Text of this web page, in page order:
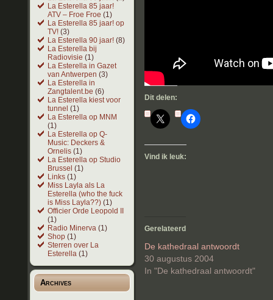
La Esterella 85 jaar!
ATV – Froe Froe (1)
La Esterella 85 jaar! op
TV! (3)
La Esterella 90 jaar! (8)
La Esterella bij
Radiovisie (1)
La Esterella in Gazet
van Antwerpen (3)
La Esterella in
Zangtalent.be (6)
La Esterella kiest voor
tunnel (1)
La Esterella op MNM
(1)
La Esterella op Q-
Music: Deckers &
Ornelis (1)
La Esterella op Studio
Brussel (1)
Links (1)
Miss Layla als La
Esterella (who the fuck
is Miss Layla??) (1)
Officier Orde Leopold II
(1)
Radio Minerva (1)
Shop (1)
Sterren over La
Esterella (1)
Archives
Dit delen:
Vind ik leuk:
Gerelateerd
De kathedraal antwoordt
30 augustus 2004
In "De kathedraal antwoordt"